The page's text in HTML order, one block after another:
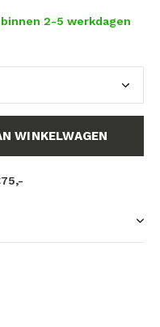
2-5 werkdagen
WINKELWAGEN